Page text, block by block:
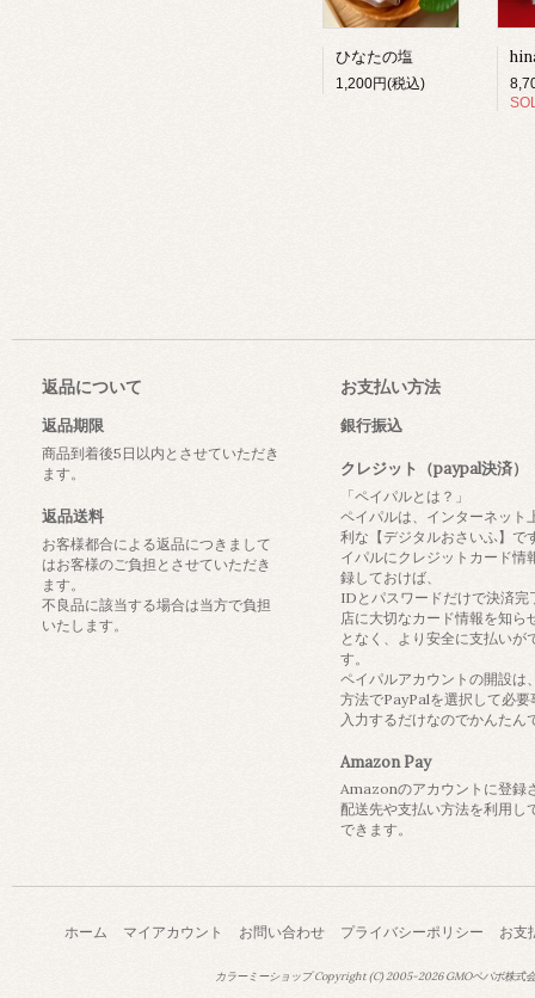
ひなたの塩
1,200円(税込)
返品について
返品期限
商品到着後5日以内とさせていただき
ます。
返品送料
お客様都合による返品につきまして
はお客様のご負担とさせていただき
ます。
不良品に該当する場合は当方で負担
いたします。
お支払い方法
銀行振込
クレジット（paypal決済）
「ペイパルとは？」
ペイパルは、インターネット
利な【デジタルおさいふ】で
イパルにクレジットカード情
録しておけば、
IDとパスワードだけで決済完
店に大切なカード情報を知ら
となく、より安全に支払いが
す。
ペイパルアカウントの開設は
方法でPayPalを選択して必要
入力するだけなのでかんたん
Amazon Pay
Amazonのアカウントに登録
配送先や支払い方法を利用し
できます。
ホーム マイアカウント お問い合わせ プライバシーポリシー お支
カラーミーショップCopyright (C) 2005-2026GMOペパボ株式